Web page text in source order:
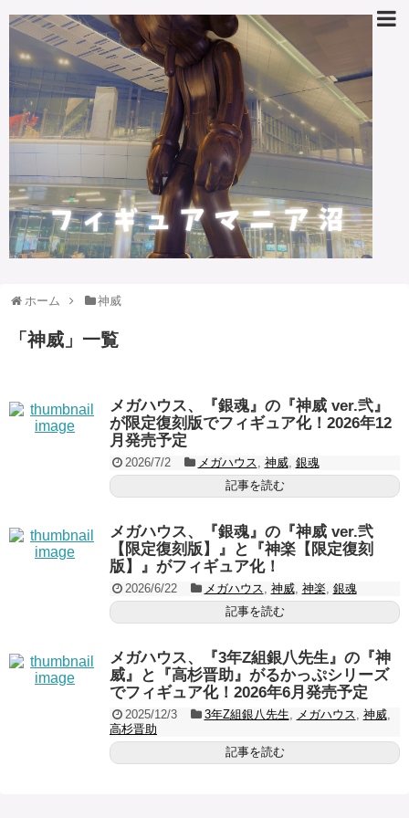
ホーム 神威
「神威 」 一覧
メガハウス、『銀魂』の『神威 ver.弐』
が限定復刻版でフィギュア化！2026年12
月発売予定
2026/7/2 メガハウス, 神威, 銀魂
記事を読む
メガハウス、『銀魂』の『神威 ver.弐
【限定復刻版】』と『神楽【限定復刻
版】』がフィギュア化！
2026/6/22 メガハウス, 神威, 神楽, 銀魂
記事を読む
メガハウス、『3年Z組銀八先生』の『神
威』と『高杉晋助』がるかっぷシリーズ
でフィギュア化！2026年6月発売予定
2025/12/3 3年Z組銀八先生, メガハウス, 神威,
高杉晋助
記事を読む